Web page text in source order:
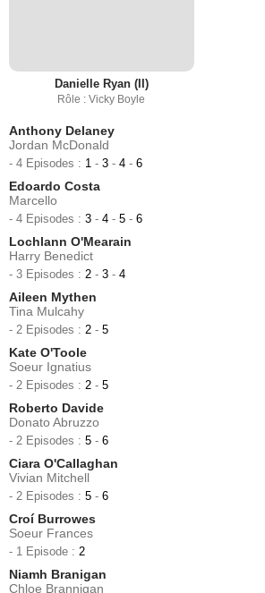
Danielle Ryan (II)
Rôle : Vicky Boyle
Anthony Delaney
Jordan McDonald
- 4 Episodes : 1 - 3 - 4 - 6
Edoardo Costa
Marcello
- 4 Episodes : 3 - 4 - 5 - 6
Lochlann O'Mearain
Harry Benedict
- 3 Episodes : 2 - 3 - 4
Aileen Mythen
Tina Mulcahy
- 2 Episodes : 2 - 5
Kate O'Toole
Soeur Ignatius
- 2 Episodes : 2 - 5
Roberto Davide
Donato Abruzzo
- 2 Episodes : 5 - 6
Ciara O'Callaghan
Vivian Mitchell
- 2 Episodes : 5 - 6
Croí Burrowes
Soeur Frances
- 1 Episode : 2
Niamh Branigan
Chloe Brannigan